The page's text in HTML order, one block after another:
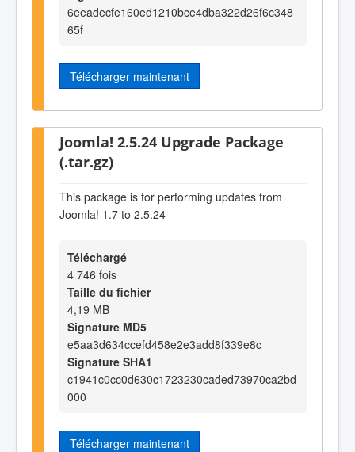
6eeadecfe160ed1210bce4dba322d26f6c348
65f
Télécharger maintenant
Joomla! 2.5.24 Upgrade Package
(.tar.gz)
This package is for performing updates from
Joomla! 1.7 to 2.5.24
Téléchargé
4 746 fois
Taille du fichier
4,19 MB
Signature MD5
e5aa3d634ccefd458e2e3add8f339e8c
Signature SHA1
c1941c0cc0d630c1723230caded73970ca2bd
000
Télécharger maintenant